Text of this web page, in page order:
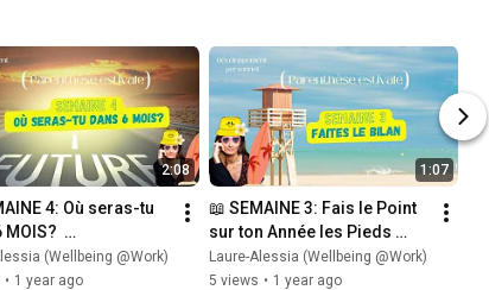
2:08
4: Où seras-tu
MOIS?
ESTIVALE)
(Wellbeing @Work)
• 1 year ago
1:07
📖 SEMAINE 3: Fais le Point
sur ton Année les Pieds
dans le Sable  (PARENTHÈSE
ESTIVALE)
Laure-Alessia (Wellbeing @Work)
5 views • 1 year ago